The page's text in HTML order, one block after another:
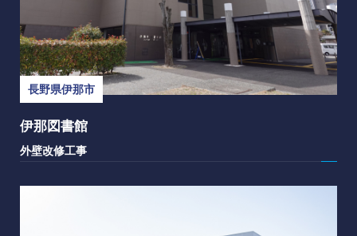
長野県伊那市
伊那図書館
外壁改修工事